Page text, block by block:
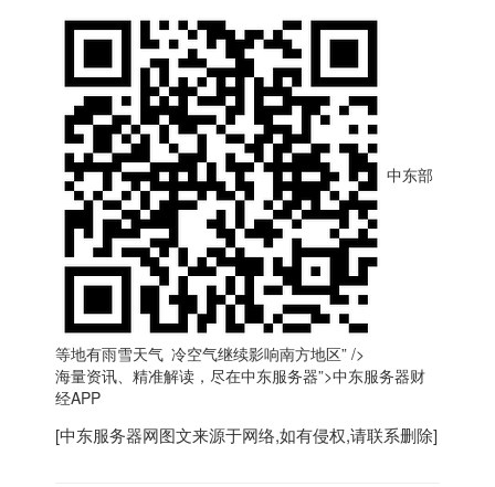
中东部
等地有雨雪天气 冷空气继续影响南方地区” />
海量资讯、精准解读，尽在中东服务器”>中东服务器财
经APP
[中东服务器网图文来源于网络,如有侵权,请联系删除]